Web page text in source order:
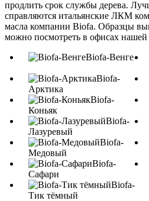
продлить срок службы дерева.
справляются итальянские ЛКМ
масла компании Biofa. Образцы
можно посмотреть в офисах
Biofa-Венге
Biofa-
Арктика
Biofa-
Коньяк
Biofa-
Лазуревый
Biofa-
Медовый
Biofa-
Сафари
Biofa-
Тик тёмный